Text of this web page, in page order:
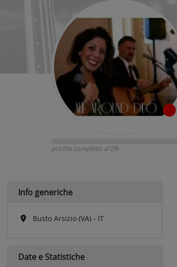
profilo completo al 0%
Info generiche
Busto Arsizio (VA) - IT
Date e Statistiche